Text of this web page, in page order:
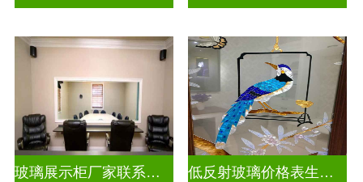
玻璃展示柜厂家联系方式 低反射玻璃价格表生产电话